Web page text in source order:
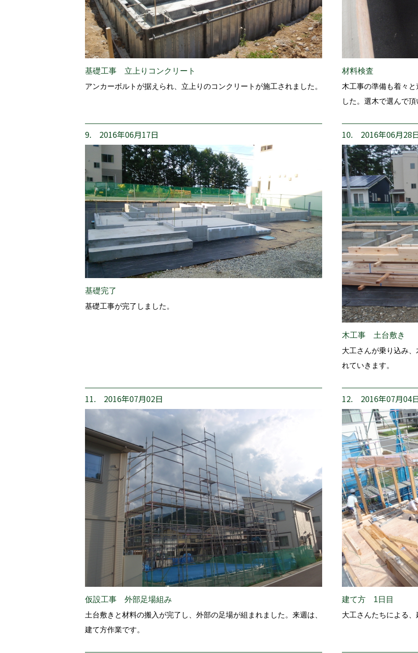
基礎工事 立上りコンクリート
アンカーボルトが据えられ、立上りのコンクリートが施工されました。
材料検査
木工事の準備も着々
した。選木で選んで
9. 2016年06月17日
基礎完了
基礎工事が完了しました。
10. 2016年06月28
木工事 土台敷き
大工さんが乗り込み
れていきます。
11. 2016年07月02日
仮設工事 外部足場組み
土台敷きと材料の搬入が完了し、外部の足場が組まれました。来週は、
建て方作業です。
12. 2016年07月04
建て方 1日目
大工さんたちによる、